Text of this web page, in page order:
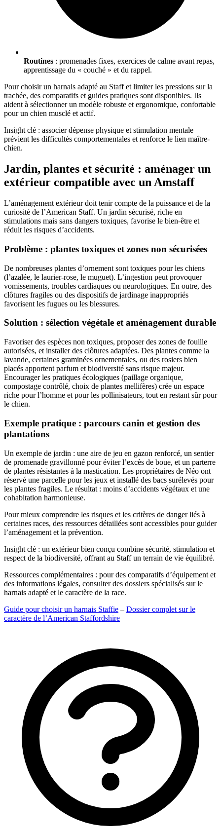
Routines : promenades fixes, exercices de calme avant repas,
apprentissage du « couché » et du rappel.
Pour choisir un harnais adapté au Staff et limiter les pressions sur la
trachée, des comparatifs et guides pratiques sont disponibles. Ils
aident à sélectionner un modèle robuste et ergonomique, confortable
pour un chien musclé et actif.
Insight clé : associer dépense physique et stimulation mentale
prévient les difficultés comportementales et renforce le lien maître-
chien.
Jardin, plantes et sécurité : aménager un
extérieur compatible avec un Amstaff
L’aménagement extérieur doit tenir compte de la puissance et de la
curiosité de l’American Staff. Un jardin sécurisé, riche en
stimulations mais sans dangers toxiques, favorise le bien-être et
réduit les risques d’accidents.
Problème : plantes toxiques et zones non sécurisées
De nombreuses plantes d’ornement sont toxiques pour les chiens
(l’azalée, le laurier-rose, le muguet). L’ingestion peut provoquer
vomissements, troubles cardiaques ou neurologiques. En outre, des
clôtures fragiles ou des dispositifs de jardinage inappropriés
favorisent les fugues ou les blessures.
Solution : sélection végétale et aménagement durable
Favoriser des espèces non toxiques, proposer des zones de fouille
autorisées, et installer des clôtures adaptées. Des plantes comme la
lavande, certaines graminées ornementales, ou des rosiers bien
placés apportent parfum et biodiversité sans risque majeur.
Encourager les pratiques écologiques (paillage organique,
compostage contrôlé, choix de plantes mellifères) crée un espace
riche pour l’homme et pour les pollinisateurs, tout en restant sûr pour
le chien.
Exemple pratique : parcours canin et gestion des
plantations
Un exemple de jardin : une aire de jeu en gazon renforcé, un sentier
de promenade gravillonné pour éviter l’excès de boue, et un parterre
de plantes résistantes à la mastication. Les propriétaires de Néo ont
réservé une parcelle pour les jeux et installé des bacs surélevés pour
les plantes fragiles. Le résultat : moins d’accidents végétaux et une
cohabitation harmonieuse.
Pour mieux comprendre les risques et les critères de danger liés à
certaines races, des ressources détaillées sont accessibles pour guider
l’aménagement et la prévention.
Insight clé : un extérieur bien conçu combine sécurité, stimulation et
respect de la biodiversité, offrant au Staff un terrain de vie équilibré.
Ressources complémentaires : pour des comparatifs d’équipement et
des informations légales, consulter des dossiers spécialisés sur le
harnais adapté et le caractère de la race.
Guide pour choisir un harnais Staffie – Dossier complet sur le
caractère de l’American Staffordshire